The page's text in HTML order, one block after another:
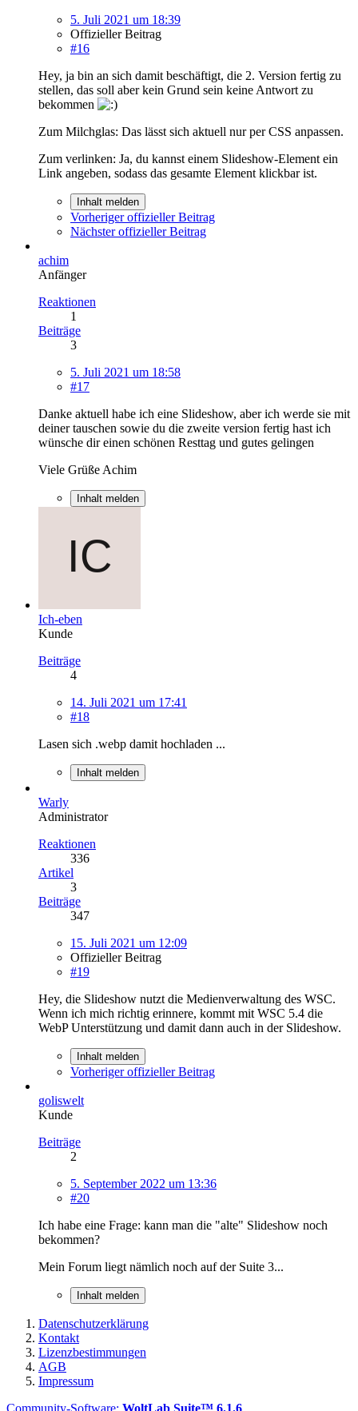
5. Juli 2021 um 18:39
Offizieller Beitrag
#16
Hey, ja bin an sich damit beschäftigt, die 2. Version fertig zu
stellen, das soll aber kein Grund sein keine Antwort zu
bekommen
Zum Milchglas: Das lässt sich aktuell nur per CSS anpassen.
Zum verlinken: Ja, du kannst einem Slideshow-Element ein
Link angeben, sodass das gesamte Element klickbar ist.
Inhalt melden
Vorheriger offizieller Beitrag
Nächster offizieller Beitrag
achim
Anfänger
Reaktionen
1
Beiträge
3
5. Juli 2021 um 18:58
#17
Danke aktuell habe ich eine Slideshow, aber ich werde sie mit
deiner tauschen sowie du die zweite version fertig hast ich
wünsche dir einen schönen Resttag und gutes gelingen
Viele Grüße Achim
Inhalt melden
Ich-eben
Kunde
Beiträge
4
14. Juli 2021 um 17:41
#18
Lasen sich .webp damit hochladen ...
Inhalt melden
Warly
Administrator
Reaktionen
336
Artikel
3
Beiträge
347
15. Juli 2021 um 12:09
Offizieller Beitrag
#19
Hey, die Slideshow nutzt die Medienverwaltung des WSC.
Wenn ich mich richtig erinnere, kommt mit WSC 5.4 die
WebP Unterstützung und damit dann auch in der Slideshow.
Inhalt melden
Vorheriger offizieller Beitrag
goliswelt
Kunde
Beiträge
2
5. September 2022 um 13:36
#20
Ich habe eine Frage: kann man die "alte" Slideshow noch
bekommen?
Mein Forum liegt nämlich noch auf der Suite 3...
Inhalt melden
Datenschutzerklärung
Kontakt
Lizenzbestimmungen
AGB
Impressum
Community-Software: WoltLab Suite™ 6.1.6